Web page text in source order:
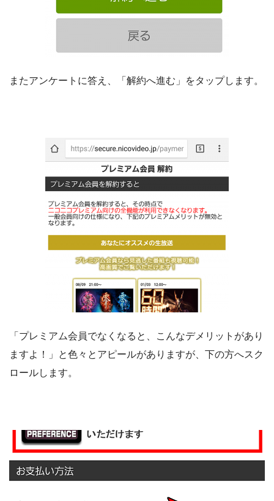
またアンケートに答え、「解約へ進む」をタップします。
「プレミアム会員でなくなると、こんなデメリットがあり
ますよ！」と色々とアピールがありますが、下の方へスク
ロールします。